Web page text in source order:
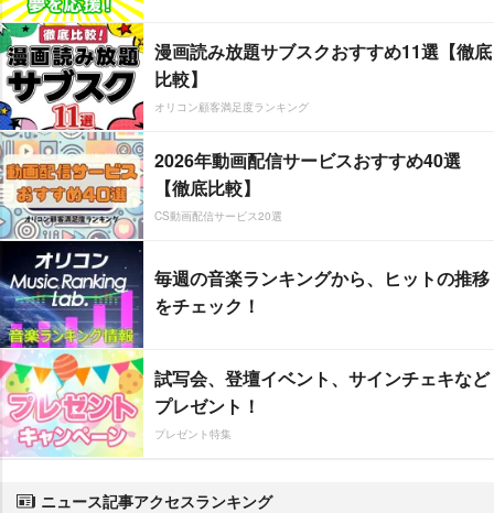
漫画読み放題サブスクおすすめ11選【徹底
比較】
オリコン顧客満足度ランキング
2026年動画配信サービスおすすめ40選
【徹底比較】
CS動画配信サービス20選
毎週の音楽ランキングから、ヒットの推移
をチェック！
試写会、登壇イベント、サインチェキなど
プレゼント！
プレゼント特集
ニュース記事アクセスランキング